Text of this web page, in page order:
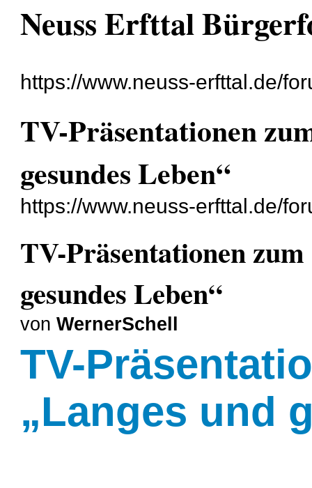
Neuss Erfttal
https://www.neuss-erfttal.de/
TV-Präsentationen
gesundes Leben“
https://www.neuss-erfttal.de/
TV-Präsentationen
gesundes Leben“
vonWernerSchell
TV-
„Langes und